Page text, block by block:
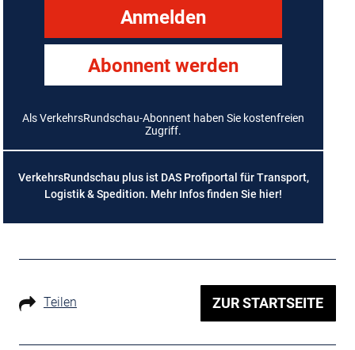
Anmelden
Abonnent werden
Als VerkehrsRundschau-Abonnent haben Sie kostenfreien
Zugriff.
VerkehrsRundschau plus ist DAS Profiportal für Transport,
Logistik & Spedition. Mehr Infos finden Sie hier!
Teilen ZUR STARTSEITE